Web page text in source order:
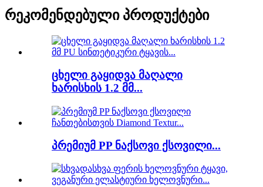
რეკომენდებული პროდუქტები
ცხელი გაყიდვა მაღალი
ხარისხის 1.2 მმ...
პრემიუმ PP ნაქსოვი ქსოვილი...